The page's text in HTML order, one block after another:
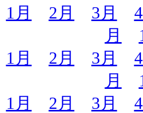
1月 2月 3月
月
1月 2月 3月
月
1月 2月 3月